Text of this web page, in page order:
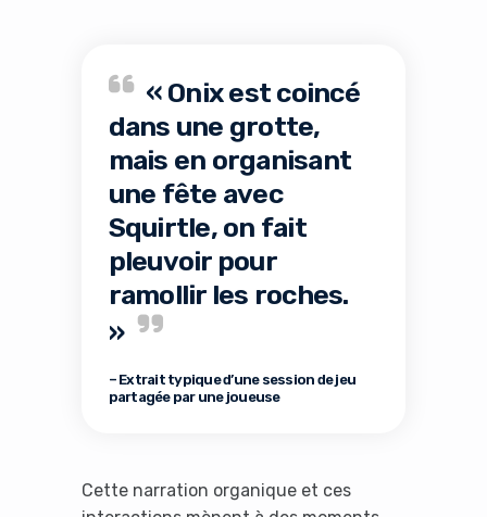
« Onix est coincé
dans une grotte,
mais en organisant
une fête avec
Squirtle, on fait
pleuvoir pour
ramollir les roches.
»
– Extrait typique d’une session de jeu
partagée par une joueuse
Cette narration organique et ces